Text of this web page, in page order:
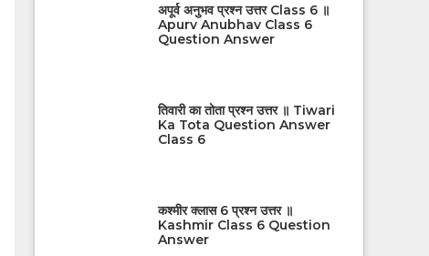
अपूर्व अनुभव प्रश्न उत्तर Class 6 ॥
Apurv Anubhav Class 6
Question Answer
तिवारी का तोता प्रश्न उत्तर ॥ Tiwari
Ka Tota Question Answer
Class 6
कश्मीर क्लास 6 प्रश्न उत्तर ॥
Kashmir Class 6 Question
Answer